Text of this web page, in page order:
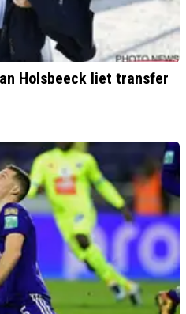
Holsbeeck liet transfer